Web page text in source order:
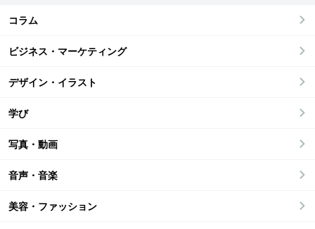
コラム
ビジネス・マーケティング
デザイン・イラスト
学び
写真・動画
音声・音楽
美容・ファッション